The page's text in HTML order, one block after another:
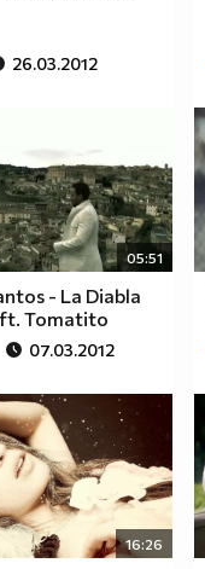
26.03.2012
05:51
- La Diabla
Tomatito
07.03.2012
16:26